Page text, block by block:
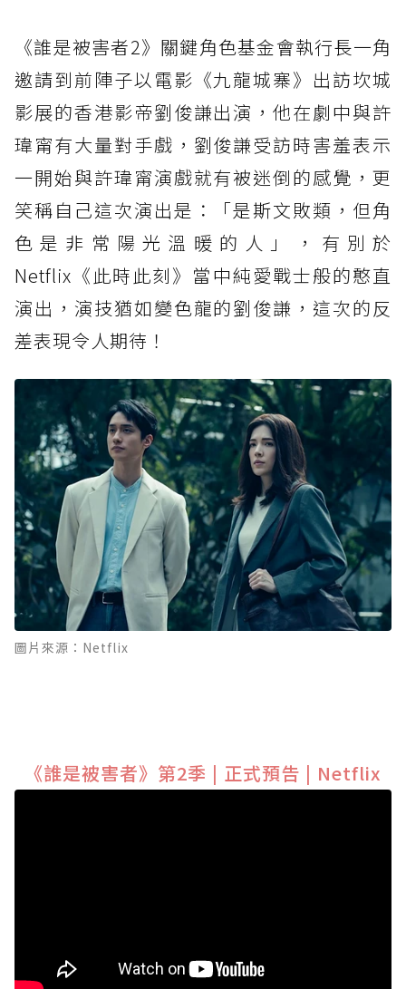
《誰是被害者2》關鍵角色基金會執行長一角
邀請到前陣子以電影《九龍城寨》出訪坎城
影展的香港影帝劉俊謙出演，他在劇中與許
瑋甯有大量對手戲，劉俊謙受訪時害羞表示
一開始與許瑋甯演戲就有被迷倒的感覺，更
笑稱自己這次演出是：「是斯文敗類，但角
色是非常陽光溫暖的人」，有別於
Netflix《此時此刻》當中純愛戰士般的憨直
演出，演技猶如變色龍的劉俊謙，這次的反
差表現令人期待！
圖片來源：Netflix
《誰是被害者》第2季 | 正式預告 | Netflix